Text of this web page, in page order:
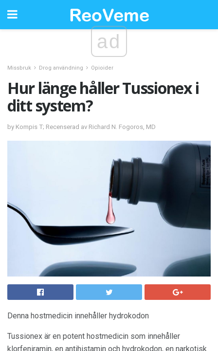
ad
Missbruk Drog användning Opioider
Hur länge håller Tussionex i
ditt system?
by Kompis T; Recenserad av Richard N. Fogoros, MD
Denna hostmedicin innehåller hydrokodon
Tussionex är en potent hostmedicin som innehåller
klorfeniramin, en antihistamin och hydrokodon, en narkotisk